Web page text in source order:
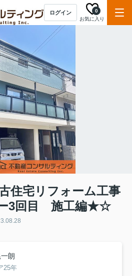
ログイン
お気に入り
0
宅リフォーム工事
3回目 施工編★☆
朗
25年